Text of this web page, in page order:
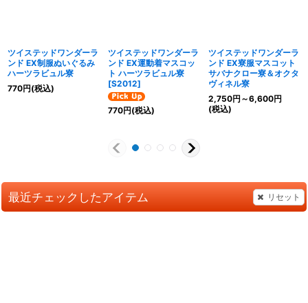
ツイステッドワンダーラ
ンド EX制服ぬいぐるみ
ハーツラビュル寮
770円(税込)
ツイステッドワンダーラ
ンド EX運動着マスコッ
ト ハーツラビュル寮
[S2012]
770円(税込)
ツイステッドワンダーラ
ンド EX寮服マスコット
サバナクロー寮＆オクタ
ヴィネル寮
2,750円 ～6,600円
(税込)
最近チェックしたアイテム リセット